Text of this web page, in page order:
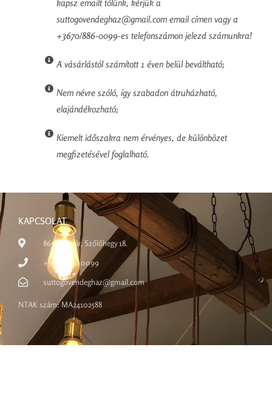
kapsz emailt tőlünk, kérjük a
suttogovendeghaz@gmail.com email címen vagy a
+3670/886-0099-es telefonszámon jelezd számunkra!
A vásárlástól számított 1 éven belül beváltható;
Nem névre szóló, így szabadon átruházható,
elajándékozható;
Kiemelt időszakra nem érvényes, de különbözet
megfizetésével foglalható.
KAPCSOLAT
8654 Ságvár, Szőlőhegy 18.
+36 70 886 0099
suttogovendeghaz@gmail.com
NTAK szám: MA24102588